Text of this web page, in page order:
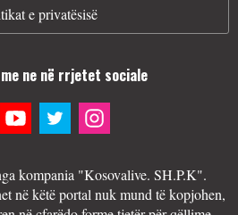
e privatësisë
ne në rrjetet sociale
kompania "Kosovalive. SH.P.K".
në këtë portal nuk mund të kopjohen,